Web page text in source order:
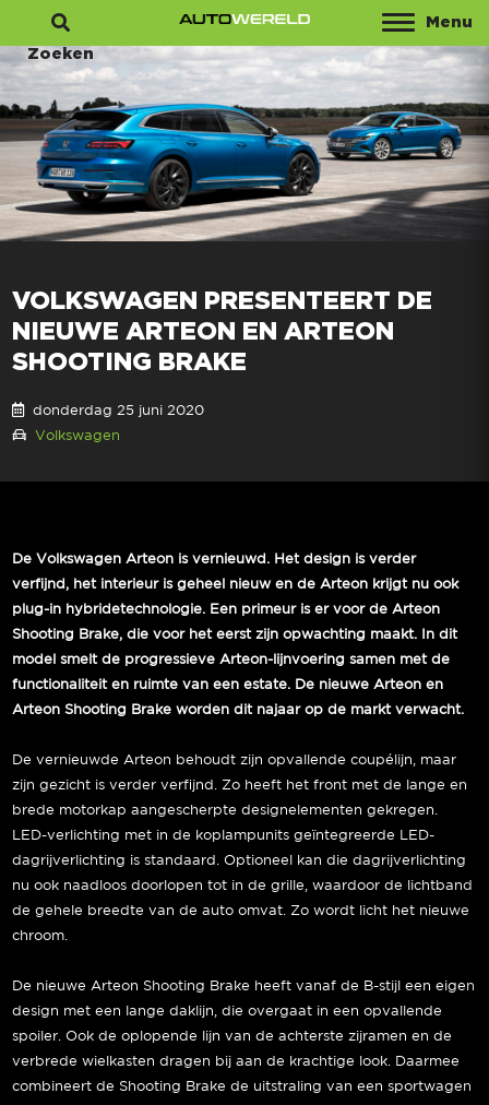
Menu
Zoeken
VOLKSWAGEN PRESENTEERT DE
NIEUWE ARTEON EN ARTEON
SHOOTING BRAKE
donderdag 25 juni 2020
Volkswagen
De Volkswagen Arteon is vernieuwd. Het design is verder
verfijnd, het interieur is geheel nieuw en de Arteon krijgt nu ook
plug-in hybridetechnologie. Een primeur is er voor de Arteon
Shooting Brake, die voor het eerst zijn opwachting maakt. In dit
model smelt de progressieve Arteon-lijnvoering samen met de
functionaliteit en ruimte van een estate. De nieuwe Arteon en
Arteon Shooting Brake worden dit najaar op de markt verwacht.
De vernieuwde Arteon behoudt zijn opvallende coupélijn, maar
zijn gezicht is verder verfijnd. Zo heeft het front met de lange en
brede motorkap aangescherpte designelementen gekregen.
LED-verlichting met in de koplampunits geïntegreerde LED-
dagrijverlichting is standaard. Optioneel kan die dagrijverlichting
nu ook naadloos doorlopen tot in de grille, waardoor de lichtband
de gehele breedte van de auto omvat. Zo wordt licht het nieuwe
chroom.
De nieuwe Arteon Shooting Brake heeft vanaf de B-stijl een eigen
design met een lange daklijn, die overgaat in een opvallende
spoiler. Ook de oplopende lijn van de achterste zijramen en de
verbrede wielkasten dragen bij aan de krachtige look. Daarmee
combineert de Shooting Brake de uitstraling van een sportwagen